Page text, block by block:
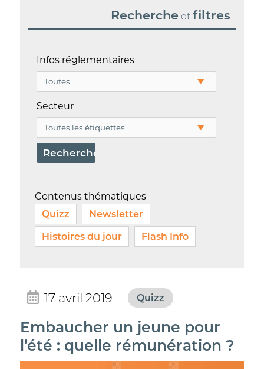
Recherche etfiltres
Infos réglementaires
Secteur
Contenus thématiques
Quizz
Newsletter
Histoires du jour
Flash Info
17 avril 2019 Quizz
Embaucher un jeune pour
l’été : quelle rémunération ?